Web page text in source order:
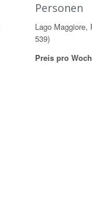
Personen
Lago Maggiore,
539)
Preis pro